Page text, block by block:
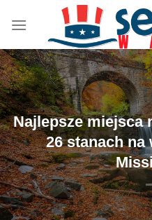
zawartości
Najlepsze miejsca
26 stanach